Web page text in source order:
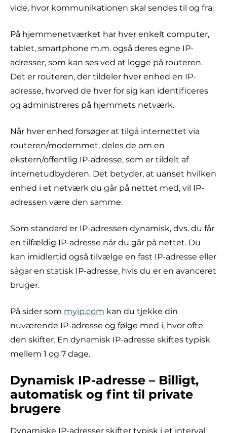
vide, hvor kommunikationen skal sendes til og fra.
På hjemmenetværket har hver enkelt computer,
tablet, smartphone m.m. også deres egne IP-
adresser, som kan ses ved at logge på routeren.
Det er routeren, der tildeler hver enhed en IP-
adresse, hvorved de hver for sig kan identificeres
og administreres på hjemmets netværk.
Når hver enhed forsøger at tilgå internettet via
routeren/modemmet, deles de om en
ekstern/offentlig IP-adresse, som er tildelt af
internetudbyderen. Det betyder, at uanset hvilken
enhed i et netværk du går på nettet med, vil IP-
adressen være den samme.
Som standard er IP-adressen dynamisk, dvs. du får
en tilfældig IP-adresse når du går på nettet. Du
kan imidlertid også tilvælge en fast IP-adresse eller
sågar en statisk IP-adresse, hvis du er en avanceret
bruger.
På sider som myip.com kan du tjekke din
nuværende IP-adresse og følge med i, hvor ofte
den skifter. En dynamisk IP-adresse skiftes typisk
mellem 1 og 7 dage.
Dynamisk IP-adresse – Billigt,
automatisk og fint til private
brugere
Dynamiske IP-adresser skifter typisk i et interval